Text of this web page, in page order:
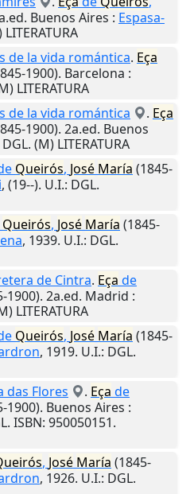
Buenos Aires : Espasa-
de la vida romántica. Eça
1900). Barcelona :
LITERATURA
de la vida romántica
. Eça
1900). 2a.ed. Buenos
DGL. (M) LITERATURA
Queirós, José María (1845-
, (19--). U.I.: DGL.
Queirós, José María (1845-
, 1939. U.I.: DGL.
de Cintra. Eça de
1900). 2a.ed. Madrid :
LITERATURA
Queirós, José María (1845-
, 1919. U.I.: DGL.
das Flores
. Eça de
1900). Buenos Aires :
ISBN: 950050151.
, José María (1845-
, 1926. U.I.: DGL.